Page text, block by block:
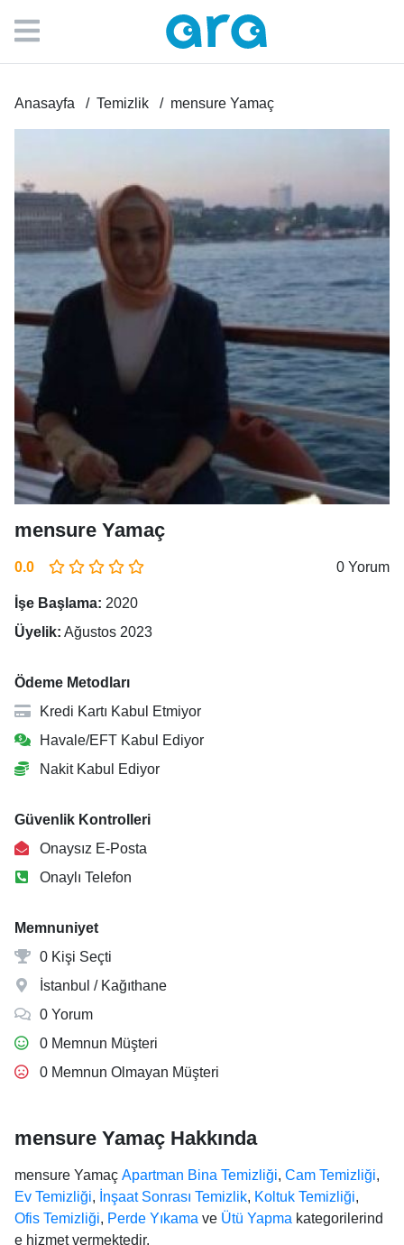
Anasayfa Temizlik mensure Yamaç
mensure Yamaç
0.0 0 Yorum
İşe Başlama: 2020
Üyelik: Ağustos 2023
Ödeme Metodları
Kredi Kartı Kabul Etmiyor
Havale/EFT Kabul Ediyor
Nakit Kabul Ediyor
Güvenlik Kontrolleri
Onaysız E-Posta
Onaylı Telefon
Memnuniyet
0 Kişi Seçti
İstanbul / Kağıthane
0 Yorum
0 Memnun Müşteri
0 Memnun Olmayan Müşteri
mensure Yamaç Hakkında
mensure Yamaç Apartman Bina Temizliği, Cam Temizliği,
Ev Temizliği, İnşaat Sonrası Temizlik, Koltuk Temizliği,
Ofis Temizliği, Perde Yıkama ve Ütü Yapma kategorilerind
e hizmet vermektedir.